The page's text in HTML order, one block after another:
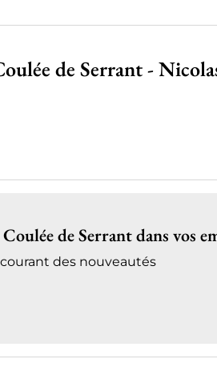
de Serrant -
de Serrant dans vos
des nouveautés